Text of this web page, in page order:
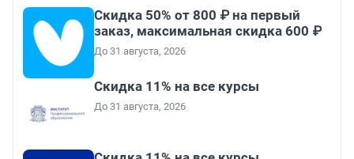
Скидка 50% от 800 ₽ на первый
заказ, максимальная скидка 600 ₽
До 31 августа, 2026
Скидка 11% на все курсы
До 31 августа, 2026